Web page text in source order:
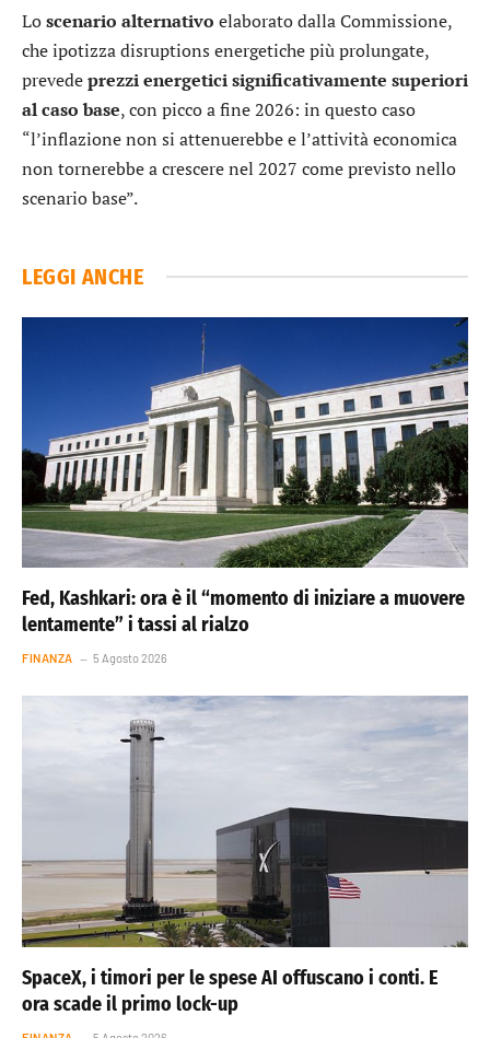
Loscenario alternativo elaborato dalla Commissione,
che ipotizza disruptions energetiche più prolungate,
prevedeprezzi energetici significativamente superiori
al caso base, con picco a fine 2026: in questo caso
“l’inflazione non si attenuerebbe e l’attività economica
non tornerebbe a crescere nel 2027 come previsto nello
scenario base”.
LEGGI ANCHE
Fed, Kashkari: ora è il “momento di iniziare a muovere
lentamente” i tassi al rialzo
FINANZA 5 Agosto 2026
SpaceX, i timori per le spese AI offuscano i conti. E
ora scade il primo lock-up